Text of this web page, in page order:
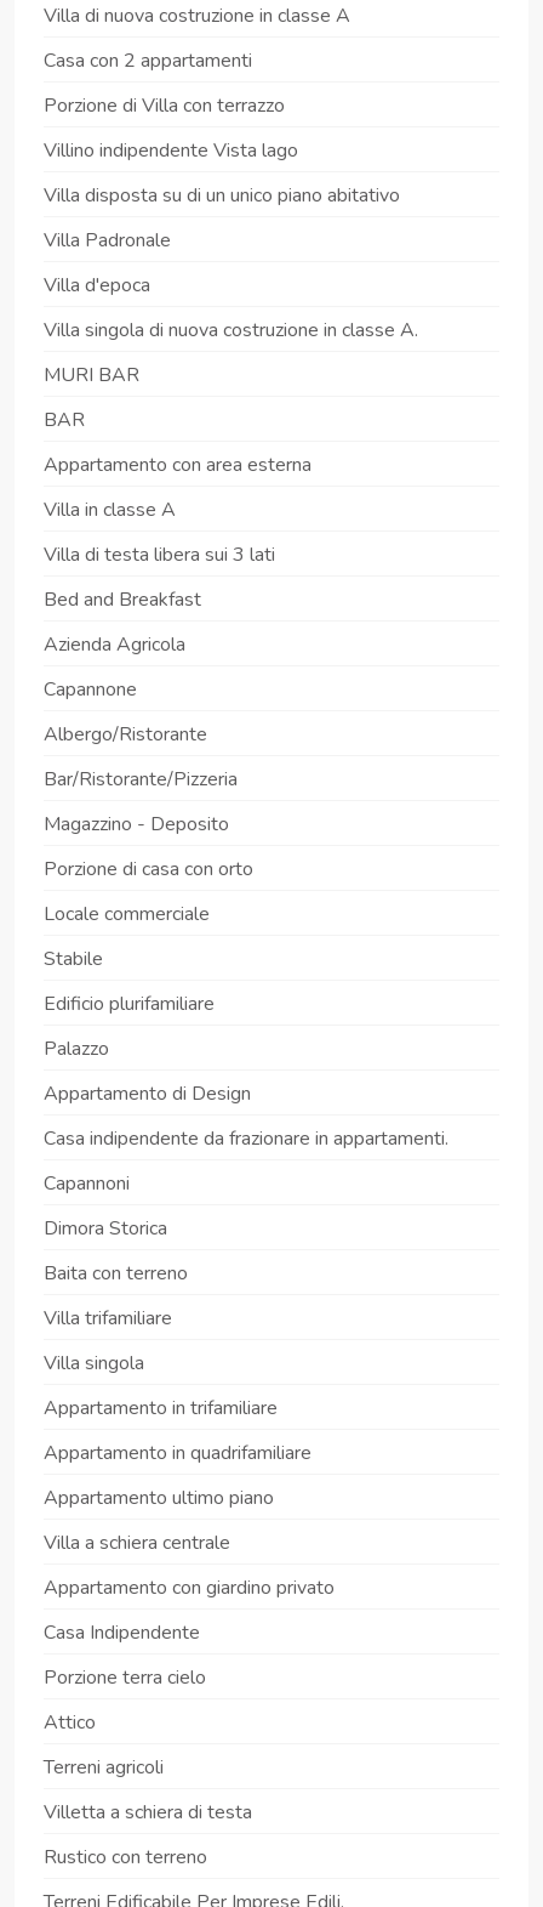
Villa di nuova costruzione in classe A
Casa con 2 appartamenti
Porzione di Villa con terrazzo
Villino indipendente Vista lago
Villa disposta su di un unico piano abitativo
Villa Padronale
Villa d'epoca
Villa singola di nuova costruzione in classe A.
MURI BAR
BAR
Appartamento con area esterna
Villa in classe A
Villa di testa libera sui 3 lati
Bed and Breakfast
Azienda Agricola
Capannone
Albergo/Ristorante
Bar/Ristorante/Pizzeria
Magazzino - Deposito
Porzione di casa con orto
Locale commerciale
Stabile
Edificio plurifamiliare
Palazzo
Appartamento di Design
Casa indipendente da frazionare in appartamenti.
Capannoni
Dimora Storica
Baita con terreno
Villa trifamiliare
Villa singola
Appartamento in trifamiliare
Appartamento in quadrifamiliare
Appartamento ultimo piano
Villa a schiera centrale
Appartamento con giardino privato
Casa Indipendente
Porzione terra cielo
Attico
Terreni agricoli
Villetta a schiera di testa
Rustico con terreno